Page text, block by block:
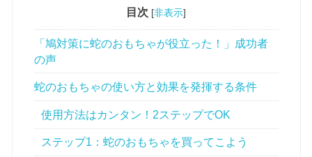
目次 [非表示]
「鳩対策に蛇のおもちゃが役立った！」成功者
の声
蛇のおもちゃの使い方と効果を発揮する条件
使用方法はカンタン！2ステップでOK
ステップ1：蛇のおもちゃを買ってこよう